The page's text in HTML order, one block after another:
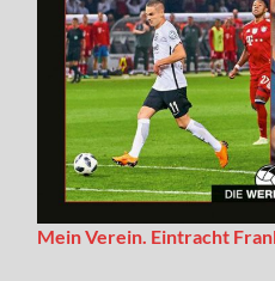
Mein Verein. Eintracht